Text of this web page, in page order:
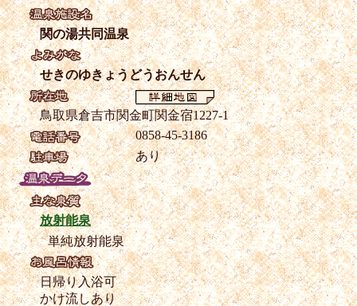
関の湯共同温泉
せきのゆきょうどうおんせん
鳥取県倉吉市関金町関金宿1227-1
0858-45-3186
あり
放射能泉
単純放射能泉
日帰り入浴可
かけ流しあり